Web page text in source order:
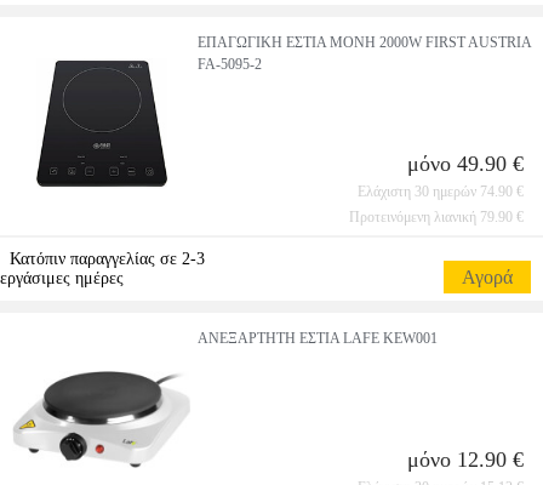
ΕΠΑΓΩΓΙΚΗ ΕΣΤΙΑ ΜΟΝΗ 2000W FIRST AUSTRIA
FA-5095-2
μόνο 49.90 €
Ελάχιστη 30 ημερών 74.90 €
Προτεινόμενη λιανική 79.90 €
Κατόπιν παραγγελίας σε 2-3
εργάσιμες ημέρες
Αγορά
ΑΝΕΞΑΡΤΗΤΗ ΕΣΤΙΑ LAFE KEW001
μόνο 12.90 €